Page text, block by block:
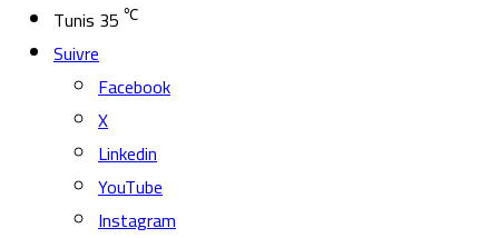
Tunis 35 ℃
Suivre
Facebook
X
Linkedin
YouTube
Instagram